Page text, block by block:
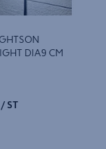
DIA9 CM
/ ST